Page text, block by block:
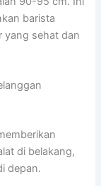
barista
yang sehat dan
di belakang,
depan.